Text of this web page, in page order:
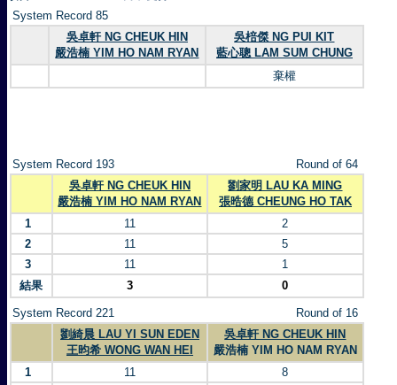
System Record 85
吳卓軒 NG CHEUK HIN
嚴浩楠 YIM HO NAM RYAN
吳棓傑 NG PUI KIT
藍心聰 LAM SUM CHUNG
棄權
System Record 193
Round of 64
吳卓軒 NG CHEUK HIN
嚴浩楠 YIM HO NAM RYAN
劉家明 LAU KA MING
張晧德 CHEUNG HO TAK
1
11
2
2
11
5
3
11
1
結果
3 0
System Record 221
Round of 16
劉綺晨 LAU YI SUN EDEN
王昀希 WONG WAN HEI
吳卓軒 NG CHEUK HIN
嚴浩楠 YIM HO NAM RYAN
1
11 8